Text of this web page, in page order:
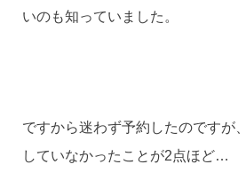
いのも知っていました。
ですから迷わず予約したのですが
していなかったことが2点ほど…